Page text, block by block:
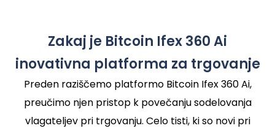
Zakaj je Bitcoin Ifex 360 Ai
inovativna platforma za trgovanje
Preden raziščemo platformo Bitcoin Ifex 360 Ai,
preučimo njen pristop k povečanju sodelovanja
vlagateljev pri trgovanju. Celo tisti, ki so novi pri